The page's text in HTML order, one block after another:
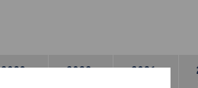
2023-
2022-
2021-